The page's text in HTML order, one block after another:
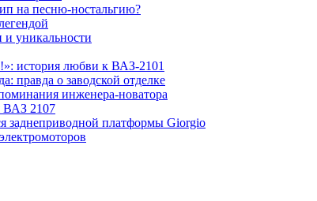
на песню-ностальгию?
уникальности
история любви к ВАЗ-2101
правда о заводской отделке
инженера-новатора
ВАЗ 2107
заднеприводной платформы Giorgio